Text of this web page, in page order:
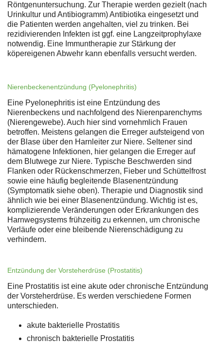
Röntgenuntersuchung. Zur Therapie werden gezielt (nach
Urinkultur und Antibiogramm) Antibiotika eingesetzt und
die Patienten werden angehalten, viel zu trinken. Bei
rezidivierenden Infekten ist ggf. eine Langzeitprophylaxe
notwendig. Eine Immuntherapie zur Stärkung der
köpereigenen Abwehr kann ebenfalls versucht werden.
Nierenbeckenentzündung (Pyelonephritis)
Eine Pyelonephritis ist eine Entzündung des
Nierenbeckens und nachfolgend des Nierenparenchyms
(Nierengewebe). Auch hier sind vornehmlich Frauen
betroffen. Meistens gelangen die Erreger aufsteigend von
der Blase über den Harnleiter zur Niere. Seltener sind
hämatogene Infektionen, hier gelangen die Erreger auf
dem Blutwege zur Niere. Typische Beschwerden sind
Flanken oder Rückenschmerzen, Fieber und Schüttelfrost
sowie eine häufig begleitende Blasenentzündung
(Symptomatik siehe oben). Therapie und Diagnostik sind
ähnlich wie bei einer Blasenentzündung. Wichtig ist es,
komplizierende Veränderungen oder Erkrankungen des
Harnwegsystems frühzeitig zu erkennen, um chronische
Verläufe oder eine bleibende Nierenschädigung zu
verhindern.
Entzündung der Vorsteherdrüse (Prostatitis)
Eine Prostatitis ist eine akute oder chronische Entzündung
der Vorsteherdrüse. Es werden verschiedene Formen
unterschieden.
akute bakterielle Prostatitis
chronisch bakterielle Prostatitis